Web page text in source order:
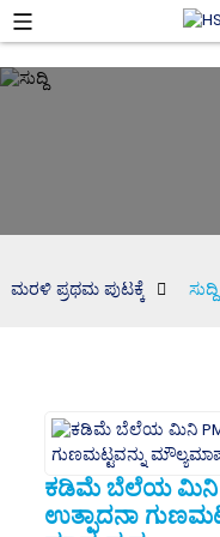
ಮರಳಿ ಪ್ರಥಮ ಪುಟಕ್ಕೆ ಸುದ್ದಿ
ಕಡಿಮೆ ಬೆಲೆಯ ಮಿನಿ
ಉತ್ಪಾದನಾ